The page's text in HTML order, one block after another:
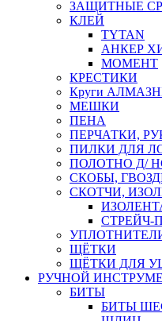
ЗАЩИТНЫЕ
КЛЕЙ
TYTAN
АНКЕР
МОМЕНТ
КРЕСТИКИ
Круги
МЕШКИ
ПЕНА
ПЕРЧАТКИ,
ПИЛКИ ДЛЯ
ПОЛОТНО Д/
СКОБЫ,
СКОТЧИ,
СТРЕЙЧ-
ЩЁТКИ
ЩЁТКИ ДЛЯ
РУЧНОЙ
БИТЫ
БИТЫ